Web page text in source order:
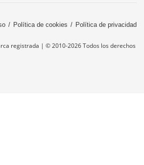
Política de cookies Política de privacidad
registrada | © 2010-2026 Todos los derechos